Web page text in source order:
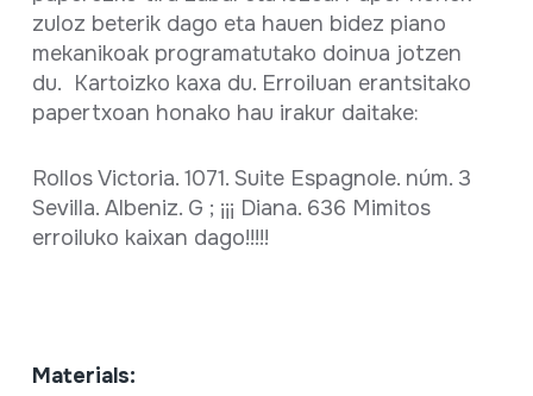
zuloz beterik dago eta hauen bidez piano
mekanikoak programatutako doinua jotzen
du. Kartoizko kaxa du. Erroiluan erantsitako
papertxoan honako hau irakur daitake:
Rollos Victoria. 1071. Suite Espagnole. núm. 3
Sevilla. Albeniz. G ; ¡¡¡ Diana. 636 Mimitos
erroiluko kaixan dago!!!!!
Materials: